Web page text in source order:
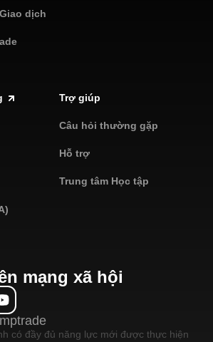
dịch
Trợ giúp
Câu hỏi thường gặp
Hỗ trợ
Trung tâm Học tập
mạng xã hội
có đầy đủ năng lực mới được thực hiện